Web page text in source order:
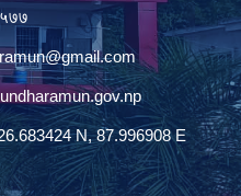
N, 87.996908 E